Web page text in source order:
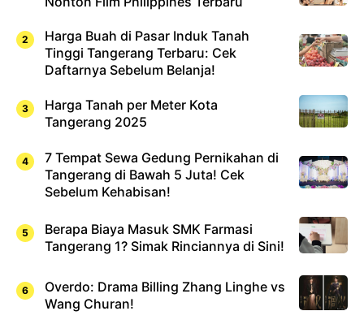
Harga Buah di Pasar Induk Tanah
Tinggi Tangerang Terbaru: Cek
Daftarnya Sebelum Belanja!
Harga Tanah per Meter Kota
Tangerang 2025
7 Tempat Sewa Gedung Pernikahan di
Tangerang di Bawah 5 Juta! Cek
Sebelum Kehabisan!
Berapa Biaya Masuk SMK Farmasi
Tangerang 1? Simak Rinciannya di Sini!
Overdo: Drama Billing Zhang Linghe vs
Wang Churan!